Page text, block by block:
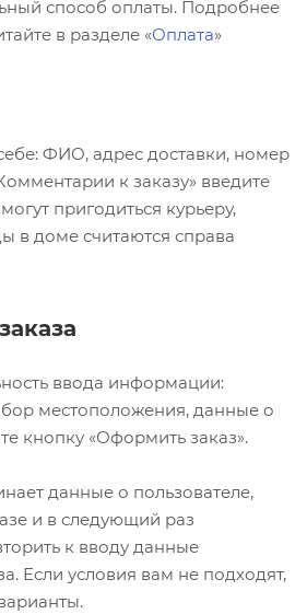
способ оплаты. Подробнее
в разделе «Оплата»
ФИО, адрес доставки, номер
к заказу» введите
пригодиться курьеру,
в доме считаются справа
ввода информации:
местоположения, данные о
кнопку «Оформить заказ».
данные о пользователе,
и в следующий раз
к вводу данные
Если условия вам не подходят,